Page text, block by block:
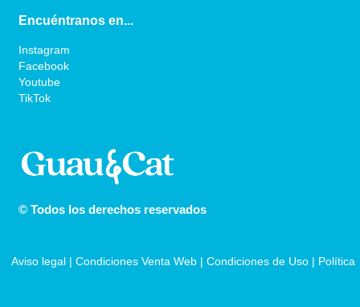
Encuéntranos en...
Instagram
Facebook
Youtube
TikTok
© Todos los derechos reservados
Aviso legal | Condiciones Venta Web | Condiciones de Uso | Política